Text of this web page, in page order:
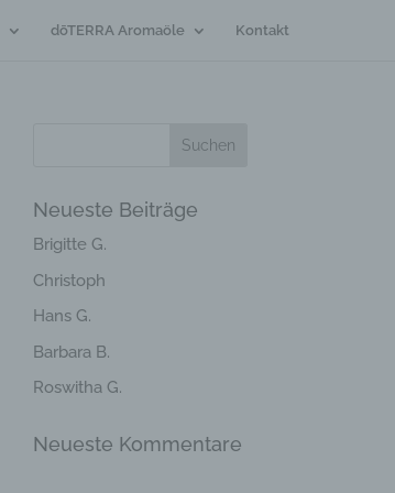
dōTERRA Aromaöle Kontakt
Neueste Beiträge
Brigitte G.
Christoph
Hans G.
Barbara B.
Roswitha G.
Neueste Kommentare